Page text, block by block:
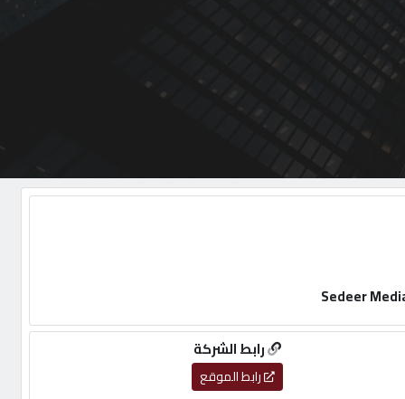
رابط الشركة
رابط الموقع